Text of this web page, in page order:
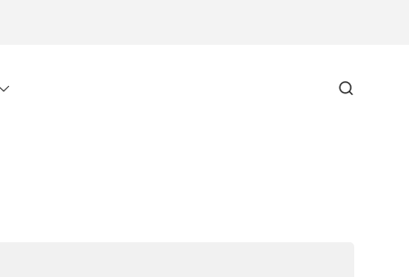
Toggle